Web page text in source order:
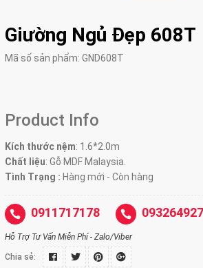
Giường Ngủ Đẹp 608T
Mã số sản phẩm: GND608T
Product Info
Kích thước nệm: 1.6*2.0m
Chất liệu: Gỗ MDF Malaysia.
Tình Trạng : Hàng mới - Còn hàng
0911717178
Hỗ Trợ Tư Vấn Miễn Phí - Zalo/Viber
Chia sẻ: